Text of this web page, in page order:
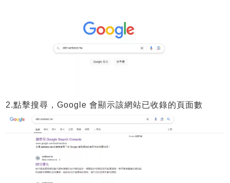
2.點擊搜尋，Google 會顯示該網站已收錄的頁面數